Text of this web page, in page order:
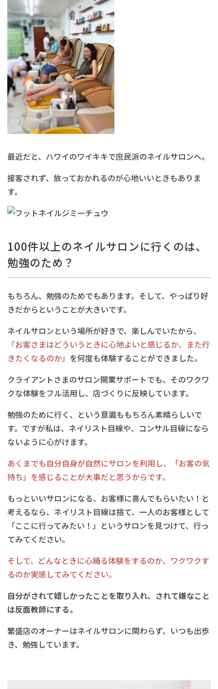
最近だと、ハワイのワイキキで庶民派のネイルサロンへ。
接客されず、放っておかれるのが心地いいときもありま
す。
100件以上のネイルサロンに行くのは、
勉強のため？
もちろん、勉強のためでもあります。そして、やっぱり好
きだからということが大きいです。
ネイルサロンという場所が好きで、楽しんでいたから、
『お客さまはどういうときに心地よいと感じるか、また行
きたくなるのか』 を何度も体験することができました。
クライアントさまのサロン開業サポートでも、そのワクワ
クな体験をフル活用し、店づくりに反映しています。
勉強のために行く、という意識ももちろん素晴らしいで
す。ですが私は、ネイリスト目線や、コンサル目線になら
ないように心がけます。
あくまでも自分自身が自然にサロンを利用し、「お客の気
持ち」を感じることが大事だと思うからです。
もっといいサロンになる、お客様に喜んでもらいたい！と
考えるなら、ネイリスト目線は捨て、一人のお客様として
「ここに行ってみたい！」というサロンを見つけて、行っ
てみてください。
そして、どんなときに心踊る体験をするのか、ワクワクす
るのか実感してみてください。
自分がされて嬉しかったことを取り入れ、されて嫌なこと
は反面教師にする。
繁盛店のオーナーはネイルサロンに関わらず、いつも出歩
き、勉強しています。